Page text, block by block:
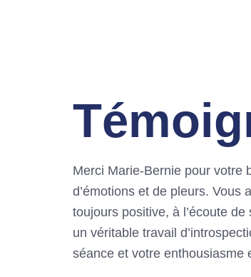
Merci Marie-Bernie pour votre
d’émotions et de pleurs. Vous
toujours positive, à l’écoute
un véritable travail
séance et votre enthousiasme